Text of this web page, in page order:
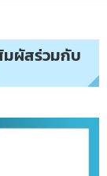
มผัสร่วมกับ